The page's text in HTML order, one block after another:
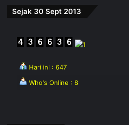
Sejak 30 Sept 2013
Hari ini : 647
Who's Online : 8